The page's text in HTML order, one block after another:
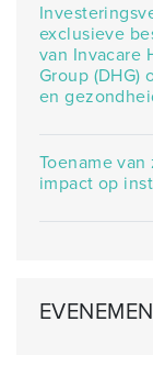
exclusieve
van Invacare
Group
en
Toename
impact op